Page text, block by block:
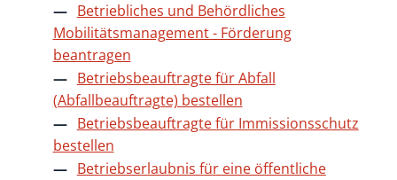
Betriebliches und Behördliches
Mobilitätsmanagement - Förderung
beantragen
Betriebsbeauftragte für Abfall
(Abfallbeauftragte) bestellen
Betriebsbeauftragte für Immissionsschutz
bestellen
Betriebserlaubnis für eine öffentliche